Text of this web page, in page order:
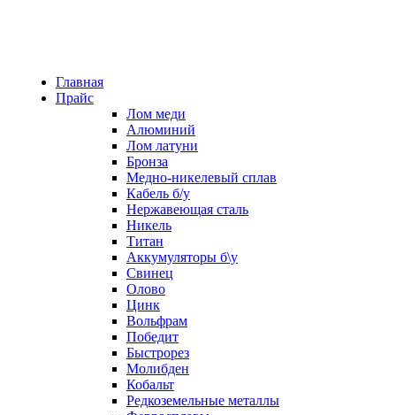
Главная
Прайс
Лом меди
Алюминий
Лом латуни
Бронза
Медно-никелевый сплав
Кабель б/у
Нержавеющая сталь
Никель
Титан
Аккумуляторы б\у
Свинец
Олово
Цинк
Вольфрам
Победит
Быстрорез
Молибден
Кобальт
Редкоземельные металлы